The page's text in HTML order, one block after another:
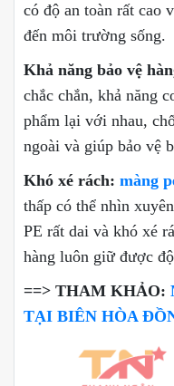
có độ an toàn rất cao
đến môi trường sống.
Khả năng bảo vệ
chắc chắn, khả năng
phẩm lại với nhau,
ngoài và giúp bảo vệ
Khó xé rách: màng
thấp có thể nhìn
PE rất dai và khó xé
hàng luôn giữ được
==> THAM KHẢO:
TẠI BIÊN HÒA